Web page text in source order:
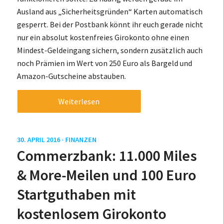
Ausland aus „Sicherheitsgründen“ Karten automatisch
gesperrt. Bei der Postbank könnt ihr euch gerade nicht
nur ein absolut kostenfreies Girokonto ohne einen
Mindest-Geldeingang sichern, sondern zusätzlich auch
noch Prämien im Wert von 250 Euro als Bargeld und
Amazon-Gutscheine abstauben.
Weiterlesen
30. APRIL 2016 · FINANZEN
Commerzbank: 11.000 Miles
& More-Meilen und 100 Euro
Startguthaben mit
kostenlosem Girokonto